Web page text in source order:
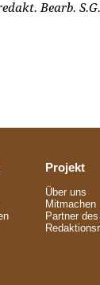
Bearb. S.G.
Projekt
Über uns
Mitmachen
Partner